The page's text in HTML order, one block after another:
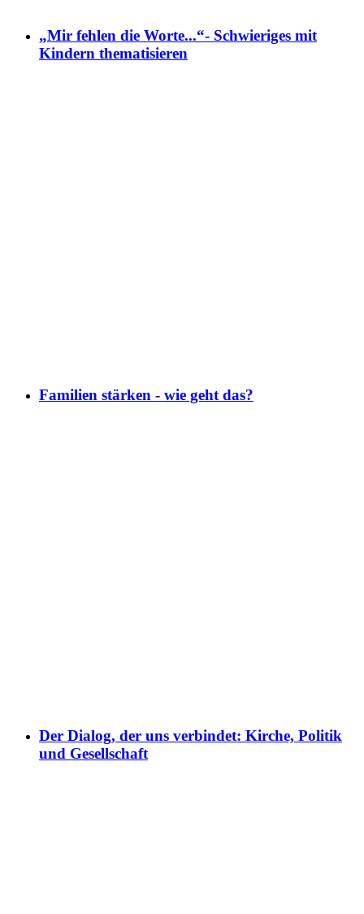
„Mir fehlen die Worte...“- Schwieriges mit
Kindern thematisieren
Familien stärken - wie geht das?
Der Dialog, der uns verbindet: Kirche, Politik
und Gesellschaft